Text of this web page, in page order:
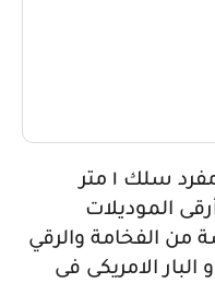
دلايه مميزه جدا ليد ٣ اضاءه مفرد سلك ١ متر
الموديلات
لمسة من الفخامة والرقي
الامريكى فى